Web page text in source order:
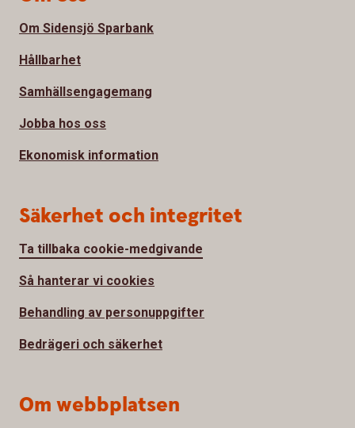
Om Sidensjö Sparbank
Hållbarhet
Samhällsengagemang
Jobba hos oss
Ekonomisk information
Säkerhet och integritet
Ta tillbaka cookie-medgivande
Så hanterar vi cookies
Behandling av personuppgifter
Bedrägeri och säkerhet
Om webbplatsen